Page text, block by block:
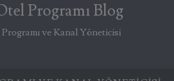
Programı Blog
ve Kanal Yöneticisi